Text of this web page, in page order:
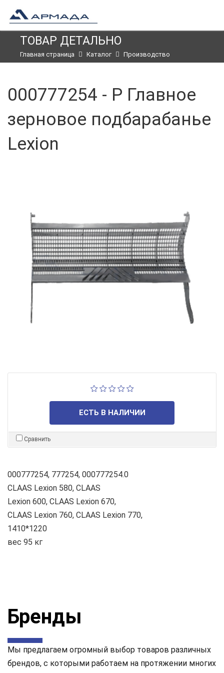
ТОВАР ДЕТАЛЬНО
Главная страница Каталог Производство
000777254 - Р Главное
зерновое подбарабанье
Lexion
ЕСТЬ В НАЛИЧИИ
Сравнить
000777254, 777254, 000777254.0
CLAAS Lexion 580, CLAAS
Lexion 600, CLAAS Lexion 670,
CLAAS Lexion 760, CLAAS Lexion 770,
1410*1220
вес 95 кг
Бренды
Мы предлагаем огромный выбор товаров различных
брендов, с которыми работаем на протяжении многих